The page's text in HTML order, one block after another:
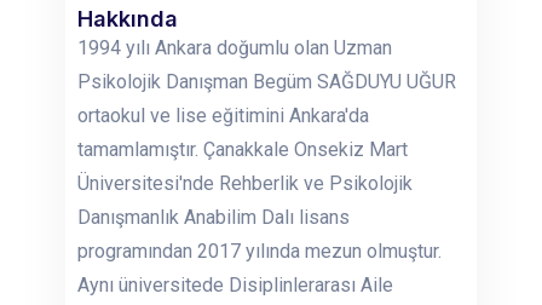
Hakkında
1994 yılı Ankara doğumlu olan Uzman
Psikolojik Danışman Begüm SAĞDUYU UĞUR
ortaokul ve lise eğitimini Ankara'da
tamamlamıştır. Çanakkale Onsekiz Mart
Üniversitesi'nde Rehberlik ve Psikolojik
Danışmanlık Anabilim Dalı lisans
programından 2017 yılında mezun olmuştur.
Aynı üniversitede Disiplinlerarası Aile